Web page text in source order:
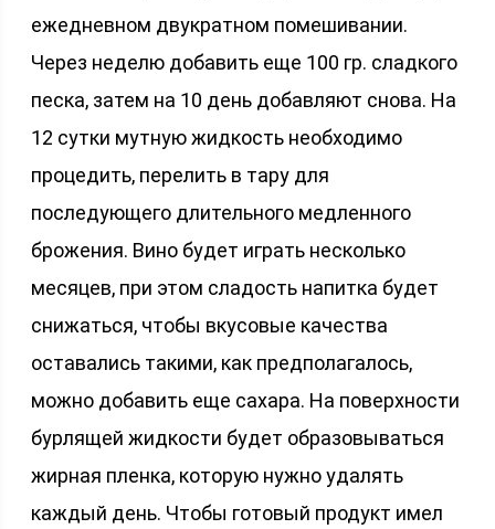
ежедневном двукратном помешивании.
Через неделю добавить еще 100 гр. сладкого
песка, затем на 10 день добавляют снова. На
12 сутки мутную жидкость необходимо
процедить, перелить в тару для
последующего длительного медленного
брожения. Вино будет играть несколько
месяцев, при этом сладость напитка будет
снижаться, чтобы вкусовые качества
оставались такими, как предполагалось,
можно добавить еще сахара. На поверхности
бурлящей жидкости будет образовываться
жирная пленка, которую нужно удалять
каждый день. Чтобы готовый продукт имел